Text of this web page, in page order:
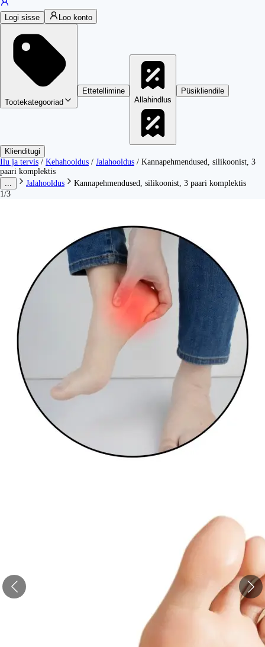
Logi sisse Loo konto
Tootekategooriad
Ettetellimine
Allahindlus
Püsikliendile
Klienditugi
Ilu ja tervis / Kehahooldus / Jalahooldus / Kannapehmendused, silikoonist, 3
paari komplektis
Jalahooldus
Kannapehmendused, silikoonist, 3 paari komplektis
1/3